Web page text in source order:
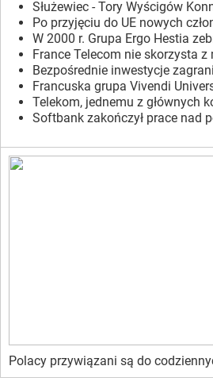
Służewiec - Tory Wyścigów
Po przyjęciu do UE nowych
W 2000 r. Grupa Ergo Hestia
France Telecom nie skorzysta
Bezpośrednie inwestycje
Francuska grupa Vivendi
Telekom, jednemu z głównych
Softbank zakończył prace nad
Polacy przywiązani są do